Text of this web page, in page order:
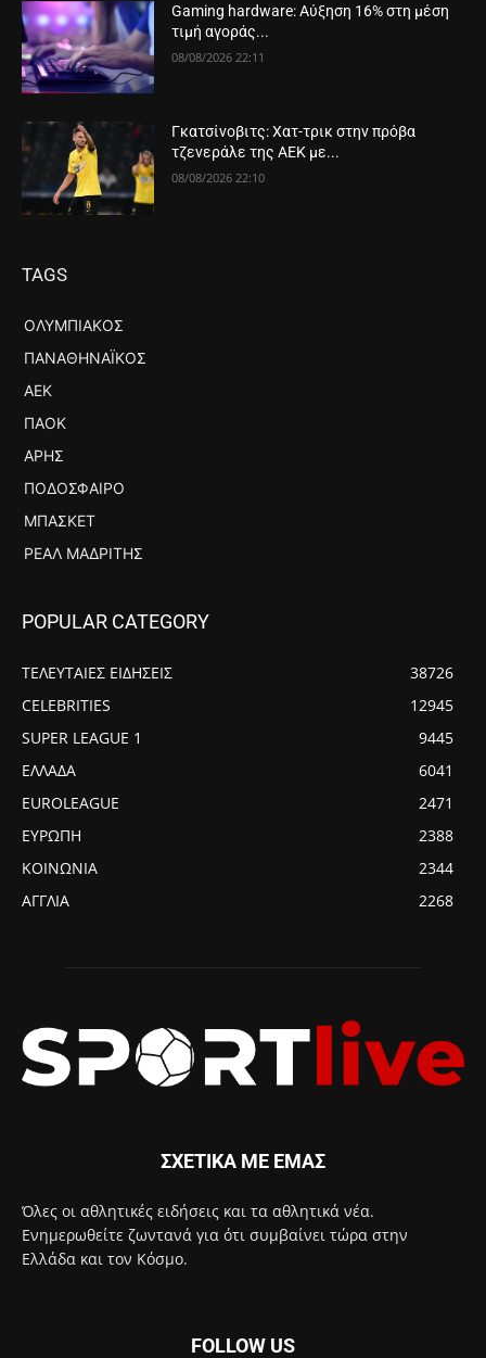
Gaming hardware: Αύξηση 16% στη μέση
τιμή αγοράς...
08/08/2026 22:11
Γκατσίνοβιτς: Χατ-τρικ στην πρόβα
τζενεράλε της ΑΕΚ με...
08/08/2026 22:10
TAGS
ΟΛΥΜΠΙΑΚΌΣ
ΠΑΝΑΘΗΝΑΪΚΌΣ
ΑΕΚ
ΠΑΟΚ
ΆΡΗΣ
ΠΟΔΌΣΦΑΙΡΟ
ΜΠΆΣΚΕΤ
ΡΕΆΛ ΜΑΔΡΊΤΗΣ
POPULAR CATEGORY
ΤΕΛΕΥΤΑΙΕΣ ΕΙΔΗΣΕΙΣ
38726
CELEBRITIES
12945
SUPER LEAGUE 1
9445
ΕΛΛΑΔΑ
6041
EUROLEAGUE
2471
ΕΥΡΩΠΗ
2388
ΚΟΙΝΩΝΙΑ
2344
ΑΓΓΛΙΑ
2268
ΣΧΕΤΙΚΑ ΜΕ ΕΜΑΣ
Όλες οι αθλητικές ειδήσεις και τα αθλητικά νέα.
Ενημερωθείτε ζωντανά για ότι συμβαίνει τώρα στην
Ελλάδα και τον Κόσμο.
FOLLOW US